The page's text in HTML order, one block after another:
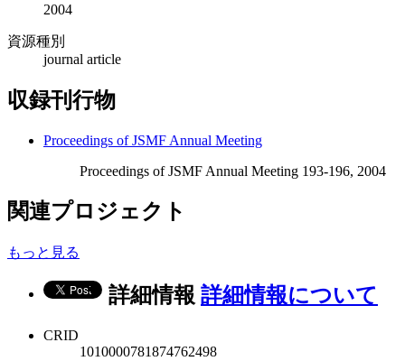
2004
資源種別
journal article
収録刊行物
Proceedings of JSMF Annual Meeting
Proceedings of JSMF Annual Meeting 193-196, 2004
関連プロジェクト
もっと見る
詳細情報 詳細情報について
CRID
1010000781874762498